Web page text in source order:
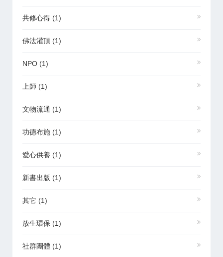
共修心得 (1)
佛法灌頂 (1)
NPO (1)
上師 (1)
文物流通 (1)
功德布施 (1)
愛心供養 (1)
新書出版 (1)
其它 (1)
放生環保 (1)
社群團體 (1)